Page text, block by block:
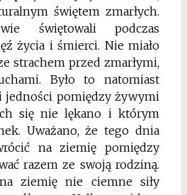
świętem zmarłych.
świętowali podczas
życia i śmierci. Nie miało
strachem przed zmarłymi,
Było to natomiast
jedności pomiędzy żywymi
się nie lękano i którym
Uważano, że tego dnia
na ziemię pomiędzy
razem ze swoją rodziną.
ziemię nie ciemne siły